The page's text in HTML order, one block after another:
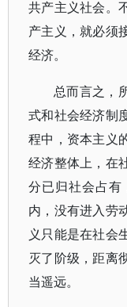
共产主义社会。
产主义，就必须
经济。
总而言之，
式和社会经济制
程中，资本主义
经济整体上，在
分已归社会占
内，没有进入劳
义只能是在社会
灭了阶级，距离
当遥远。